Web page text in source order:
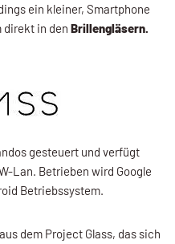
ein kleiner, Smartphone
in den Brillengläsern.
gesteuert und verfügt
Lan. Betrieben wird Google
Betriebssystem.
dem Project Glass, das sich